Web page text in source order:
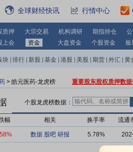
全球财经快讯 行情中心
质押 大宗交易 机构调研 期指持仓
上会 资金 大盘资金 个股资金 板
块 排行 新股 基金 港股 美股 期货 外汇 黄
> 皓元医药-龙虎榜 重要股东股权质押数
个股龙虎榜数据：
幅 相关 换手率 流通
数据 股吧 研报 5.78% 202